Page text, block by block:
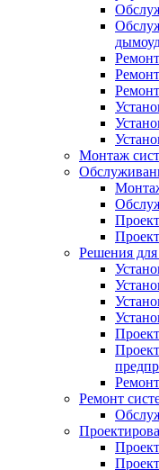
Монтаж
Решения
Ремонт